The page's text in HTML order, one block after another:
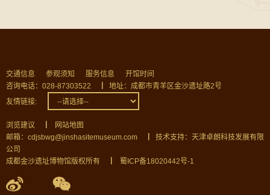
交通信息 参观须知 服务信息
开馆时间
咨询电话：028-87303522
地址：成都市青羊区金沙遗址路2号
友情链接:
浏览建议
网站地图
邮箱：cdjsbwg@jinshasitemuseum.com
技术支持：天津卓朗科技发展有限
公司
成都金沙遗址博物馆版权所有
蜀ICP备18020442号-1